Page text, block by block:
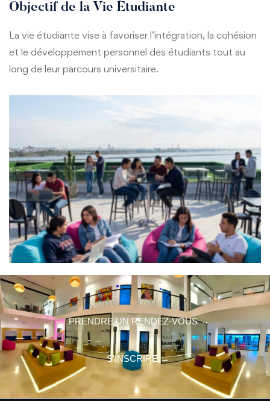
Objectif de la Vie Étudiante
La vie étudiante vise à favoriser l’intégration, la cohésion
et le développement personnel des étudiants tout au
long de leur parcours universitaire.
PRENDRE UN RENDEZ-VOUS →
S'INSCRIRE →